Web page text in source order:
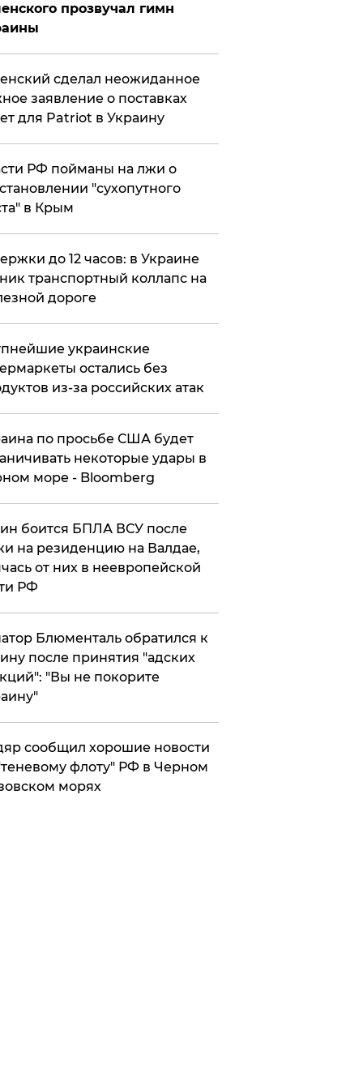
прозвучал гимн
сделал неожиданное
заявление о поставках
для Patriot в Украину
РФ пойманы на лжи о
"сухопутного
в Крым
до 12 часов: в Украине
транспортный коллапс на
дороге
украинские
остались без
из-за российских атак
по просьбе США будет
некоторые удары в
море - Bloomberg
боится БПЛА ВСУ после
на резиденцию на Валдае,
от них в неевропейской
РФ
Блюменталь обратился к
после принятия "адских
"Вы не покорите
сообщил хорошие новости
флоту" РФ в Черном
морях